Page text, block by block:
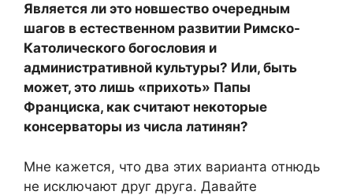
Является ли это новшество очередным
шагов в естественном развитии Римско-
Католического богословия и
административной культуры? Или, быть
может, это лишь «прихоть» Папы
Франциска, как считают некоторые
консерваторы из числа латинян?
Мне кажется, что два этих варианта отнюдь
не исключают друг друга. Давайте